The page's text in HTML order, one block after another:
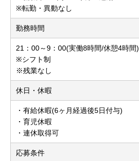
※転勤・異動なし
勤務時間
21：00～9：00(実働8時間/休憩4時間)
※シフト制
※残業なし
休日・休暇
・有給休暇(6ヶ月経過後5日付与)
・育児休暇
・連休取得可
応募条件